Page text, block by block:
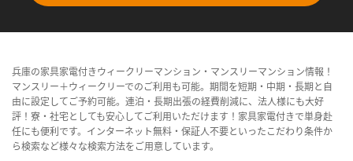
兵庫の家具家電付きウィークリーマンション・マンスリーマンション情報！
マンスリー＋ウィークリーでのご利用も可能。期間を短期・中期・長期と自
由に設定してご予約可能。連泊・長期出張の経費削減に、法人様にも大好
評！寮・社宅としても安心してご利用いただけます！家具家電付きで単身赴
任にも便利です。インターネット無料・保証人不要といったこだわり条件か
ら検索など様々な検索方法をご用意しています。